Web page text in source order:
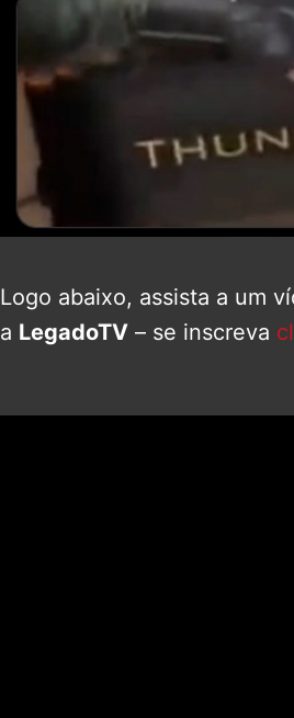
Logo abaixo, assista a um
a LegadoTV – se inscreva